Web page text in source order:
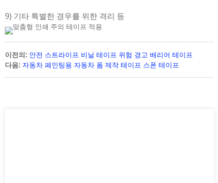
9) 기타 특별한 경우를 위한 격리 등
이전의: 안전 스트라이프 비닐 테이프 위험 경고 배리어 테이프
다음: 자동차 페인팅용 자동차 폼 제작 테이프 스폰 테이프